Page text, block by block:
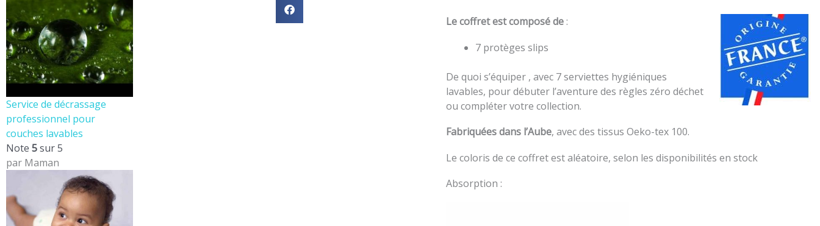
Service de décrassage
professionnel pour
couches lavables
Note 5sur 5
par Maman
Le coffret est composé de:
7 protèges slips
De quoi s’équiper , avec 7 serviettes hygiéniques
lavables, pour débuter l’aventure des règles zéro déchet
ou compléter votre collection.
Fabriquées dans l’Aube, avec des tissus Oeko-tex 100.
Le coloris de ce coffret est aléatoire, selon les disponibilités en stock
Absorption :